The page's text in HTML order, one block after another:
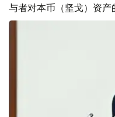
与者对本币（坚戈）资产